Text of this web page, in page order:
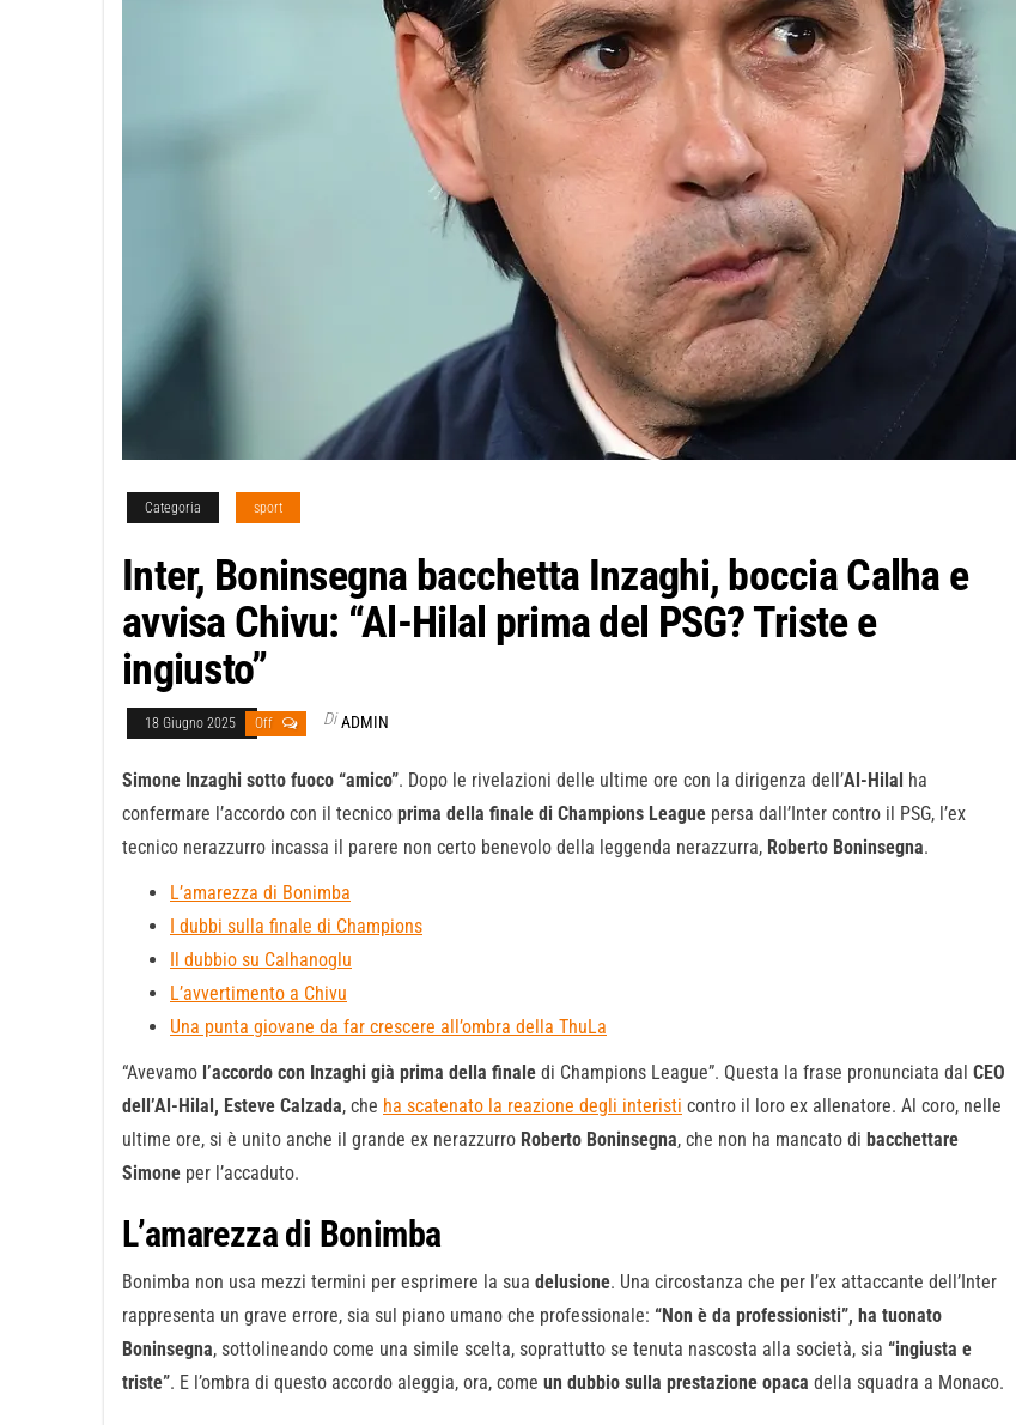
Categoria sport
Inter, Boninsegna bacchetta Inzaghi, boccia Calha e
avvisa Chivu: “Al-Hilal prima del PSG? Triste e
ingiusto”
18 Giugno 2025 Off Di ADMIN
Simone Inzaghi sotto fuoco “amico”. Dopo le rivelazioni delle ultime ore con la dirigenza dell’Al-Hilal ha
confermare l’accordo con il tecnico prima della finale di Champions League persa dall’Inter contro il PSG, l’ex
tecnico nerazzurro incassa il parere non certo benevolo della leggenda nerazzurra, Roberto Boninsegna.
L’amarezza di Bonimba
I dubbi sulla finale di Champions
Il dubbio su Calhanoglu
L’avvertimento a Chivu
Una punta giovane da far crescere all’ombra della ThuLa
“Avevamo l’accordo con Inzaghi già prima della finale di Champions League”. Questa la frase pronunciata dal CEO
dell’Al-Hilal, Esteve Calzada, che ha scatenato la reazione degli interisti contro il loro ex allenatore. Al coro, nelle
ultime ore, si è unito anche il grande ex nerazzurro Roberto Boninsegna, che non ha mancato di bacchettare
Simone per l’accaduto.
L’amarezza di Bonimba
Bonimba non usa mezzi termini per esprimere la sua delusione. Una circostanza che per l’ex attaccante dell’Inter
rappresenta un grave errore, sia sul piano umano che professionale: “Non è da professionisti”, ha tuonato
Boninsegna, sottolineando come una simile scelta, soprattutto se tenuta nascosta alla società, sia “ingiusta e
triste”. E l’ombra di questo accordo aleggia, ora, come un dubbio sulla prestazione opaca della squadra a Monaco.